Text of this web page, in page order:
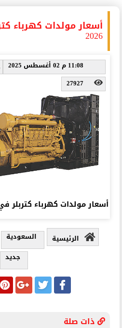
أسعار مولدات كهرباء
2026
11:08 م 02 أغسطس 2025
27927
أسعار مولدات كهرباء كتربلر في
الرئيسية السعودية
جديد
ذات صلة